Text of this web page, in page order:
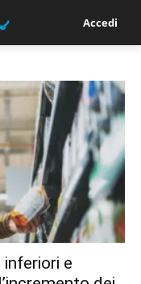
Accedi
e